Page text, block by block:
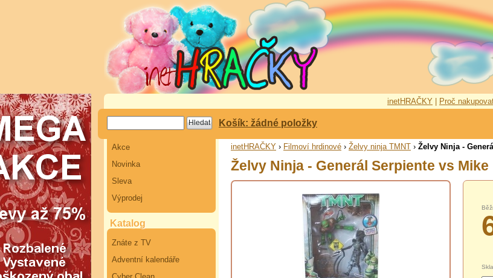
inetHRAČKY Proč
Košík: žádné položky
Akce
Novinka
Sleva
Výprodej
Katalog
Znáte z TV
Adventní kalendáře
inetHRAČKY › Filmoví hrdinové › Želvy ninja TMNT › Želvy Ninja -
Želvy Ninja - Generál Serpiente vs Mike